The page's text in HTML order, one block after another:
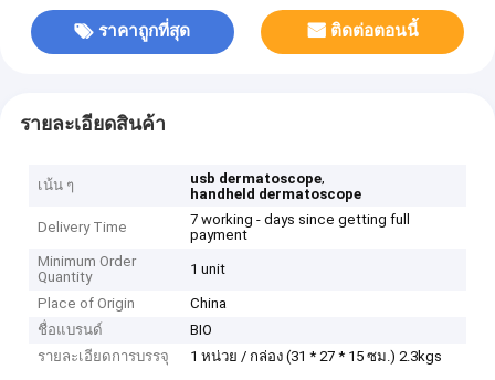
ราคาถูกที่สุด ติดต่อตอนนี้
รายละเอียดสินค้า
เน้น ๆ usb dermatoscope,
handheld dermatoscope
Delivery Time
7 working - days since getting full
payment
Minimum Order
Quantity
1 unit
Place of Origin
China
ชื่อแบรนด์
BIO
รายละเอียดการบรรจุ
1 หน่วย / กล่อง (31 * 27 * 15 ซม.) 2.3kgs